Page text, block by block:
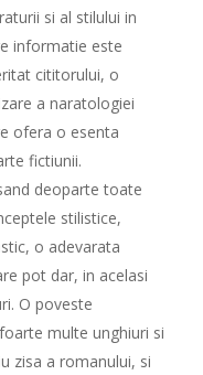
si al stilului in
informatie este
cititorului, o
a naratologiei
ofera o esenta
fictiunii.
deoparte toate
stilistice,
o adevarata
pot dar, in acelasi
O poveste
multe unghiuri si
zisa a romanului, si